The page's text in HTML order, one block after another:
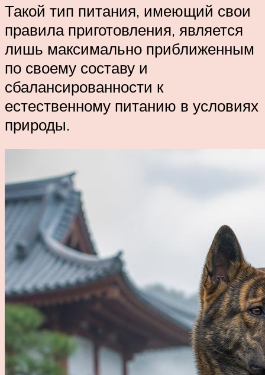
Такой тип питания, имеющий свои
правила приготовления, является
лишь максимально приближенным
по своему составу и
сбалансированности к
естественному питанию в условиях
природы.